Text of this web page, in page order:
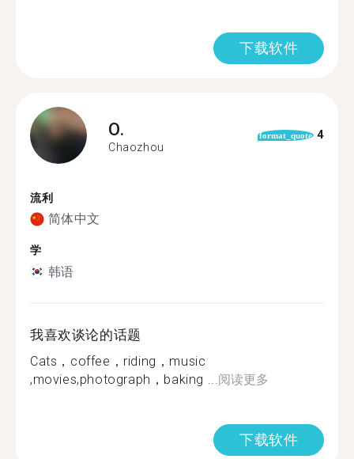
下载软件
O.
Chaozhou
format_quote 4
流利
简体中文
学
韩语
我喜欢谈论的话题
Cats，coffee，riding，music
,movies,photograph，baking ... 阅读更多
下载软件